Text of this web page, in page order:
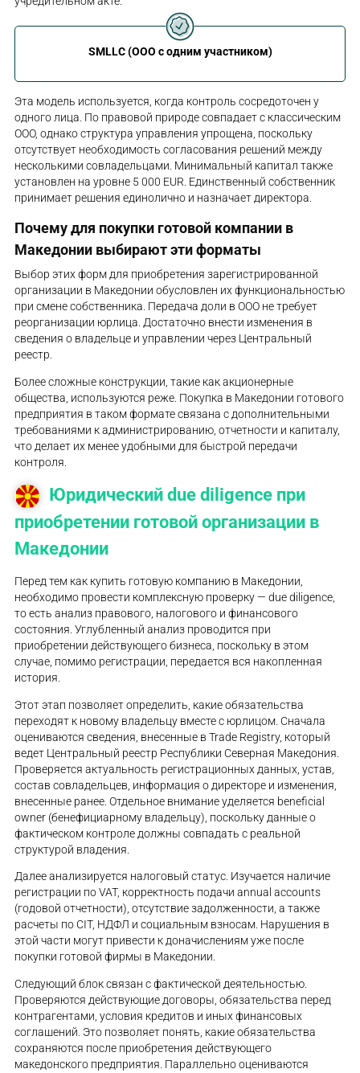
SMLLC (ООО с одним участником)
Эта модель используется, когда контроль сосредоточен у
одного лица. По правовой природе совпадает с классическим
ООО, однако структура управления упрощена, поскольку
отсутствует необходимость согласования решений между
несколькими совладельцами. Минимальный капитал также
установлен на уровне 5 000 EUR. Единственный собственник
принимает решения единолично и назначает директора.
Почему для покупки готовой компании в
Македонии выбирают эти форматы
Выбор этих форм для приобретения зарегистрированной
организации в Македонии обусловлен их функциональностью
при смене собственника. Передача доли в ООО не требует
реорганизации юрлица. Достаточно внести изменения в
сведения о владельце и управлении через Центральный
реестр.
Более сложные конструкции, такие как акционерные
общества, используются реже. Покупка в Македонии готового
предприятия в таком формате связана с дополнительными
требованиями к администрированию, отчетности и капиталу,
что делает их менее удобными для быстрой передачи
контроля.
Юридический due diligence при
приобретении готовой организации в
Македонии
Перед тем как купить готовую компанию в Македонии,
необходимо провести комплексную проверку — due diligence,
то есть анализ правового, налогового и финансового
состояния. Углубленный анализ проводится при
приобретении действующего бизнеса, поскольку в этом
случае, помимо регистрации, передается вся накопленная
история.
Этот этап позволяет определить, какие обязательства
переходят к новому владельцу вместе с юрлицом. Сначала
оцениваются сведения, внесенные в Trade Registry, который
ведет Центральный реестр Республики Северная Македония.
Проверяется актуальность регистрационных данных, устав,
состав совладельцев, информация о директоре и изменения,
внесенные ранее. Отдельное внимание уделяется beneficial
owner (бенефициарному владельцу), поскольку данные о
фактическом контроле должны совпадать с реальной
структурой владения.
Далее анализируется налоговый статус. Изучается наличие
регистрации по VAT, корректность подачи annual accounts
(годовой отчетности), отсутствие задолженности, а также
расчеты по CIT, НДФЛ и социальным взносам. Нарушения в
этой части могут привести к доначислениям уже после
покупки готовой фирмы в Македонии.
Следующий блок связан с фактической деятельностью.
Проверяются действующие договоры, обязательства перед
контрагентами, условия кредитов и иных финансовых
соглашений. Это позволяет понять, какие обязательства
сохраняются после приобретения действующего
македонского предприятия. Параллельно оцениваются